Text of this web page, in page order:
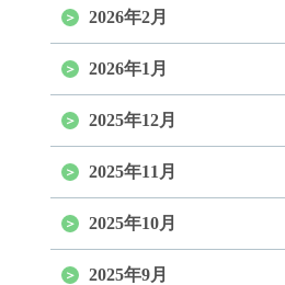
2026年2月
2026年1月
2025年12月
2025年11月
2025年10月
2025年9月